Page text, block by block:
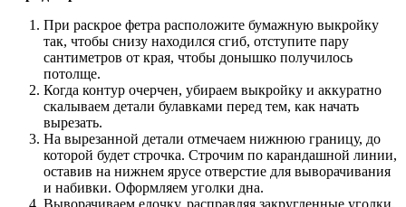
При раскрое фетра расположите бумажную выкройку
так, чтобы снизу находился сгиб, отступите пару
сантиметров от края, чтобы донышко получилось
потолще.
Когда контур очерчен, убираем выкройку и аккуратно
скалываем детали булавками перед тем, как начать
вырезать.
На вырезанной детали отмечаем нижнюю границу, до
которой будет строчка. Строчим по карандашной линии,
оставив на нижнем ярусе отверстие для выворачивания
и набивки. Оформляем уголки дна.
Выворачиваем елочку, расправляя закругленные уголки,